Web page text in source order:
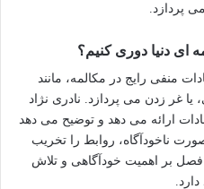
پردازد.
منفی رایج در مکالمه، مانند
یا غر زدن می پردازد. نادری نژاد
ارائه می دهد و توضیح می دهد
ناخودآگاه، روابط را تخریب
بر اهمیت خودآگاهی و تلاش